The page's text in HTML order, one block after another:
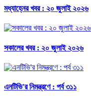
মধ্যাহ্নের খবর : ২০ জুলাই ২০২৬
সকালের খবর : ২০ জুলাই ২০২৬
এনটিভি'র নিমন্ত্রণে : পর্ব ৩১১